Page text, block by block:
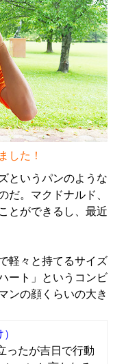
した！
というパンのような
だ。マクドナルド、
とができるし、最近
軽々と持てるサイズ
ート」というコンビ
ンの顔くらいの大き
ったが吉日で行動